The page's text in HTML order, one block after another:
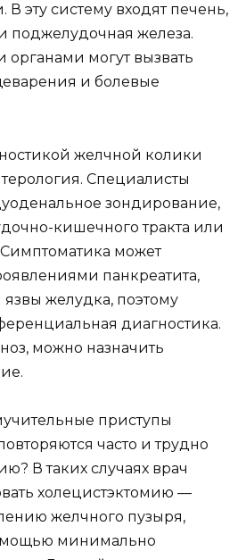
эту систему входят печень,
поджелудочная железа.
могут вызвать
и болевые
желчной колики
Специалисты
зондирование,
кишечного тракта или
может
панкреатита,
желудка, поэтому
диагностика.
можно назначить
приступы
часто и трудно
В таких случаях врач
холецистэктомию —
желчного пузыря,
минимально